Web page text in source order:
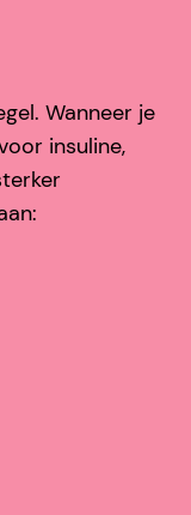
Wanneer je
insuline,